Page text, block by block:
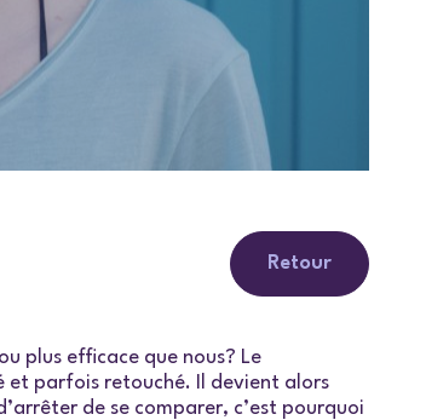
Retour
plus efficace que nous? Le
et parfois retouché. Il devient alors
de se comparer, c’est pourquoi